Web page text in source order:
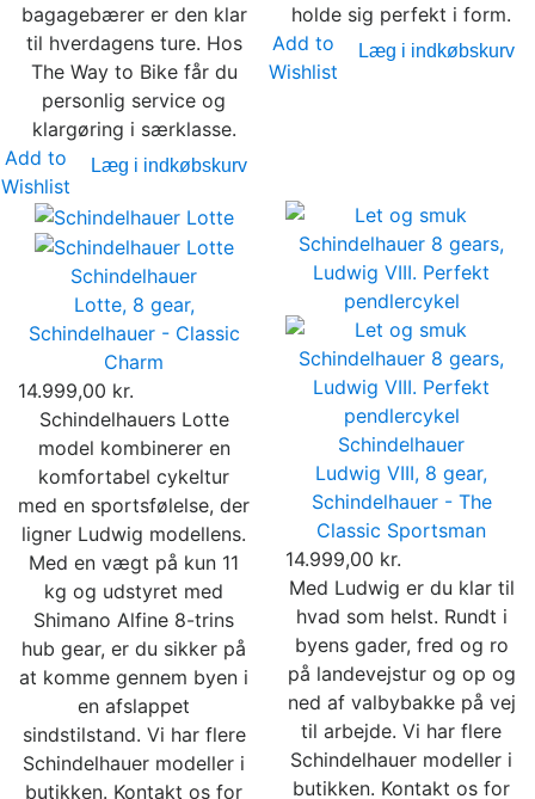
bagagebærer er den klar
til hverdagens ture. Hos
The Way to Bike får du
personlig service og
klargøring i særklasse.
Add to
Wishlist
Læg i indkøbskurv
holde sig perfekt i form.
Add to
Wishlist
Læg i indkøbskurv
Schindelhauer
Lotte, 8 gear,
Schindelhauer - Classic
Charm
14.999,00 kr.
Schindelhauers Lotte
model kombinerer en
komfortabel cykeltur
med en sportsfølelse, der
ligner Ludwig modellens.
Med en vægt på kun 11
kg og udstyret med
Shimano Alfine 8-trins
hub gear, er du sikker på
at komme gennem byen i
en afslappet
sindstilstand. Vi har flere
Schindelhauer modeller i
butikken. Kontakt os for
Schindelhauer
Ludwig VIII, 8 gear,
Schindelhauer - The
Classic Sportsman
14.999,00 kr.
Med Ludwig er du klar til
hvad som helst. Rundt i
byens gader, fred og ro
på landevejstur og op og
ned af valbybakke på vej
til arbejde. Vi har flere
Schindelhauer modeller i
butikken. Kontakt os for